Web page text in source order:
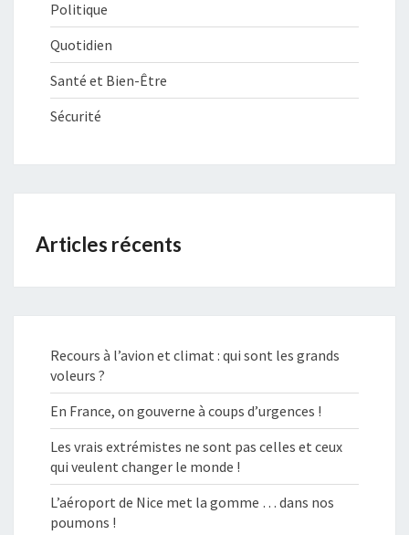
Politique
Quotidien
Santé et Bien-Être
Sécurité
Articles récents
Recours à l’avion et climat : qui sont les grands
voleurs ?
En France, on gouverne à coups d’urgences !
Les vrais extrémistes ne sont pas celles et ceux
qui veulent changer le monde !
L’aéroport de Nice met la gomme … dans nos
poumons !